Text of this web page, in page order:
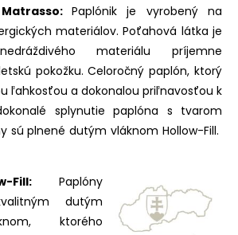
Paplónik je vyrobený na
materiálov. Poťahová látka je
materiálu príjemne
pokožku. Celoročný paplón, ktorý
ľahkosťou a dokonalou priľnavosťou k
splynutie paplóna s tvarom
sú plnené dutým vláknom Hollow-Fill.
Fill: Paplóny
dutým
ktorého